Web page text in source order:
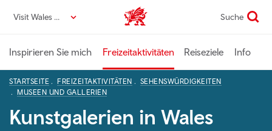
zumVisit Wales DE VisitWales home Suche
Inspirieren Sie mich Freizeitaktivitäten Reiseziele Info
STARTSEITE FREIZEITAKTIVITÄTEN
SEHENSWÜRDIGKEITEN
MUSEEN UND GALLERIEN
Kunstgalerien in Wales